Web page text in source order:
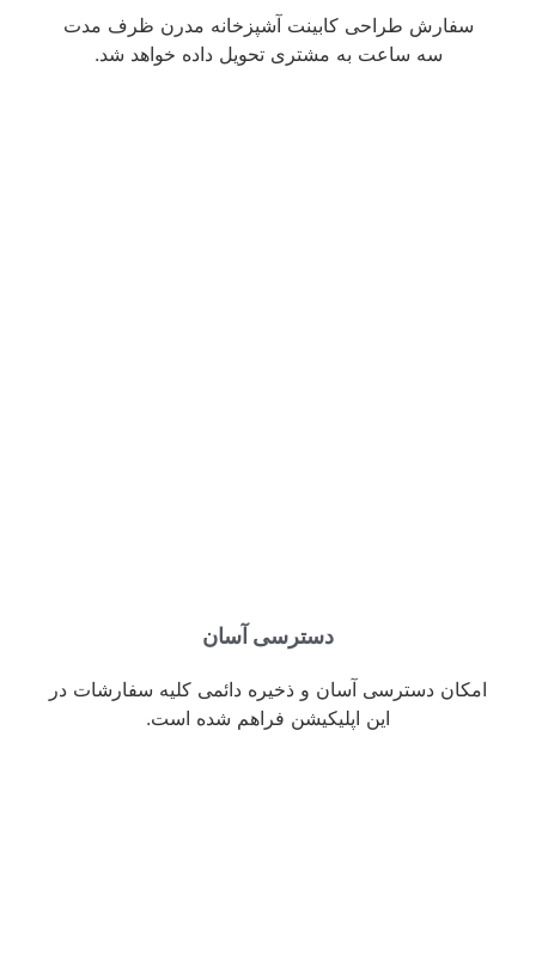
سفارش طراحی کابینت آشپزخانه مدرن ظرف مدت
سه ساعت به مشتری تحویل داده خواهد شد.
دسترسی آسان
امکان دسترسی آسان و ذخیره دائمی کلیه سفارشات در
این اپلیکیشن فراهم شده است.